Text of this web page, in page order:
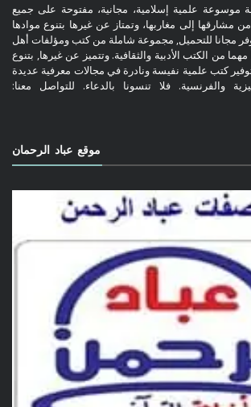
موسوعة علمية إسلامية، مجانية، مفتوحة على جميع
مشارقها إلى مغاربها، وتمتاز عن غيرها بتنوع موادها
مجانا للتحميل, مجموعة شاملة من كتب ومؤلفات أهل
من الكتب الأدبية والثقافية. وتتميز عن غيرها, بتنوع
كتب علمية نفيسة ونادرة في مجالات معرفية عديدة
والفرنسية. فلا تنسونا بالدعاء. للتواصل معنا:
موقع عباد الرحمان